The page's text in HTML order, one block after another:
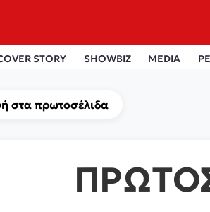
STORY SHOWBIZ MEDIA
στα πρωτοσέλιδα